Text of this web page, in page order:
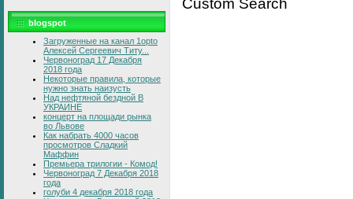
blogspot
Загруженные на канал 1opto
Алексей Сергеевич Титу...
Червоноград 17 Декабря
2018 года
Некоторые правила, которые
нужно знать наизусть
Над нефтяной бездной В
УКРАИНЕ
концерт на площади рынка
во Львове
Как набрать 4000 часов
просмотров Сладкий
Маффин
Премьера трилогии - Комод!
Червоноград 7 Декабря 2018
года
голуби 4 декабря 2018 года